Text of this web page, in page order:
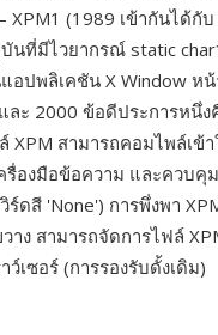
(1989 เข้ากันได้กับ
นที่มีไวยากรณ์ static
ปพลิเคชัน X Window ห
ะ 2000 ข้อดีประการหนึ่
สามารถคอมไพล์เข้า
องมือข้อความ และควบคุ
ดสี 'None') การพึ่งพา
าง สามารถจัดการไฟล์
เซอร์ (การรองรับดั้งเดิม)